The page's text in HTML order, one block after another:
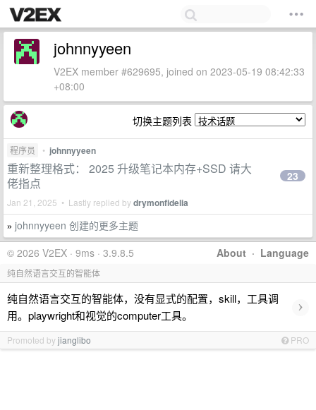
johnnyyeen
V2EX member #629695, joined on 2023-05-19 08:42:33
+08:00
切换主题列表
程序员 • johnnyyeen
重新整理格式： 2025 升级笔记本内存+SSD 请大
佬指点
Jan 21, 2025 • Lastly replied bydrymonfidelia
23
» johnnyyeen 创建的更多主题
About · Language
© 2026 V2EX · 9ms · 3.9.8.5
纯自然语言交互的智能体
纯自然语言交互的智能体，没有显式的配置，skill，工具调
用。playwright和视觉的computer工具。
›
Promoted byjianglibo PRO